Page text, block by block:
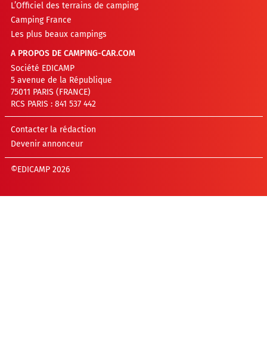
L’Officiel des terrains de camping
Camping France
Les plus beaux campings
A PROPOS DE CAMPING-CAR.COM
Société EDICAMP
5 avenue de la République
75011 PARIS (FRANCE)
RCS PARIS : 841 537 442
Contacter la rédaction
Devenir annonceur
©EDICAMP 2026